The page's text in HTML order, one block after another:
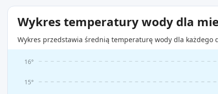
Wykres temperatury wody dla
Wykres przedstawia średnią temperaturę wody dla
15°
16°